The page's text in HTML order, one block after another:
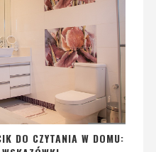
DO CZYTANIA W DOMU: